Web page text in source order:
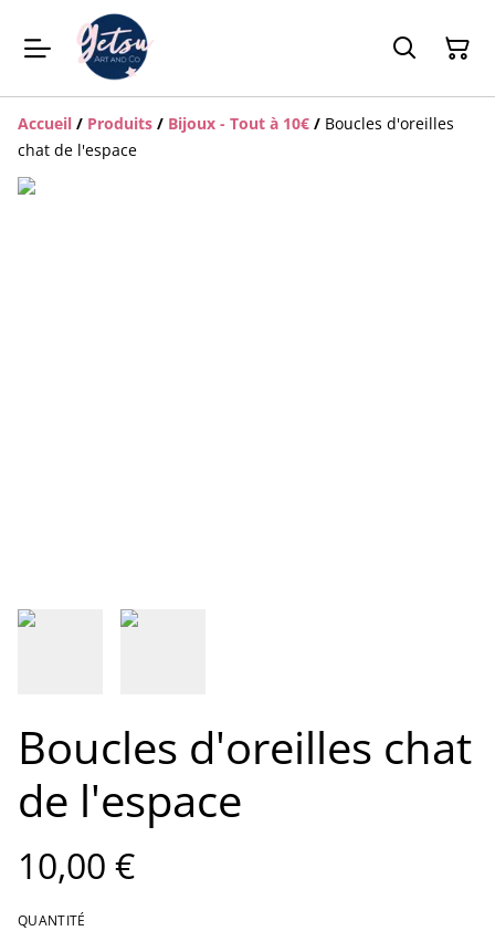
Accueil / Produits / Bijoux - Tout à 10€ / Boucles d'oreilles
chat de l'espace
Boucles d'oreilles chat
de l'espace
10,00 €
QUANTITÉ